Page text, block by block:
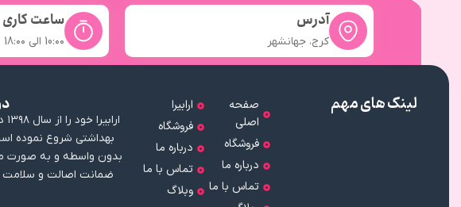
آدرس
کرج، جهانشهر
ساعت کاری
10:۰۰ الی 18:۰۰
لینک های مهم
صفحه
اصلی
فروشگاه
درباره ما
تماس با ما
ارابیرا
فروشگاه
درباره ما
تماس با ما
وبلاگ
بهداشتی شروع نموده
بدون واسطه و به صورت
ضمانت اصالت و سلامت